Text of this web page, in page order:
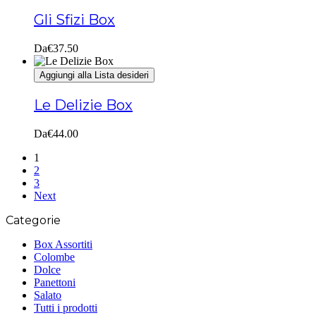
Gli Sfizi Box
Da€37.50
Aggiungi alla Lista desideri
Le Delizie Box
Da€44.00
1
2
3
Next
Categorie
Box Assortiti
Colombe
Dolce
Panettoni
Salato
Tutti i prodotti